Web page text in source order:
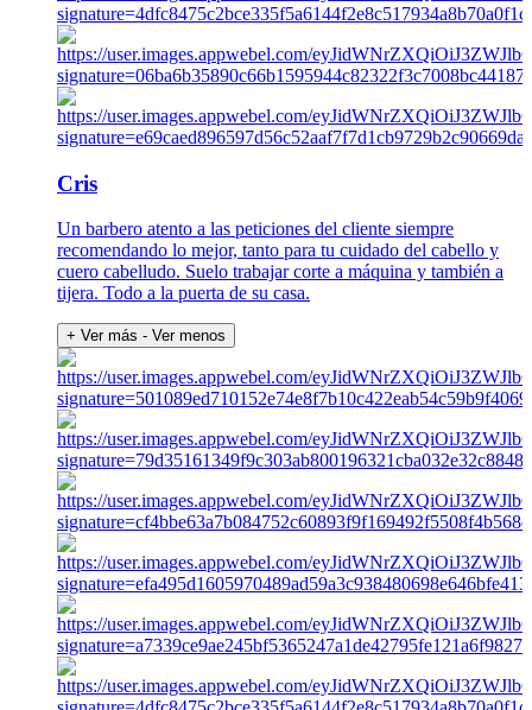
Cris
Un barbero atento a las peticiones del cliente siempre
recomendando lo mejor, tanto para tu cuidado del cabello y
cuero cabelludo. Suelo trabajar corte a máquina y también a
tijera. Todo a la puerta de su casa.
+ Ver más - Ver menos